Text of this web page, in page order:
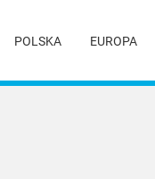
POLSKA EUROPA